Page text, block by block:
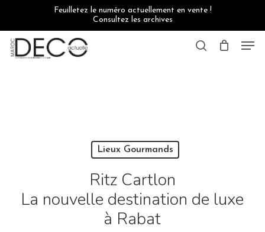
Feuilletez le numéro actuellement en vente !
Consultez les archives
search
Lieux Gourmands
Ritz Cartlon
La nouvelle destination de luxe
à Rabat